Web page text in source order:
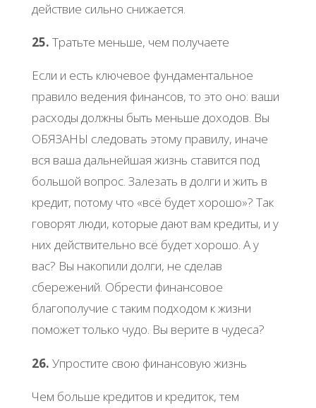
действие сильно снижается.
25. Тратьте меньше, чем получаете
Если и есть ключевое фундаментальное
правило ведения финансов, то это оно: ваши
расходы должны быть меньше доходов. Вы
ОБЯЗАНЫ следовать этому правилу, иначе
вся ваша дальнейшая жизнь ставится под
большой вопрос. Залезать в долги и жить в
кредит, потому что «всё будет хорошо»? Так
говорят люди, которые дают вам кредиты, и у
них действительно всё будет хорошо. А у
вас? Вы накопили долги, не сделав
сбережений. Обрести финансовое
благополучие с таким подходом к жизни
поможет только чудо. Вы верите в чудеса?
26. Упростите свою финансовую жизнь
Чем больше кредитов и кредиток, тем